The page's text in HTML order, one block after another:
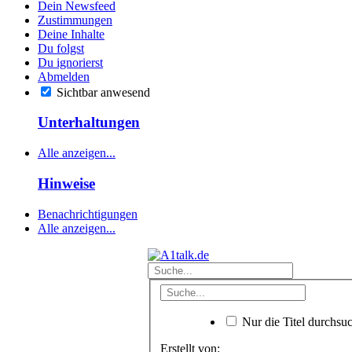
Dein Newsfeed
Zustimmungen
Deine Inhalte
Du folgst
Du ignorierst
Abmelden
Sichtbar anwesend
Unterhaltungen
Alle anzeigen...
Hinweise
Benachrichtigungen
Alle anzeigen...
Nur die Titel
Erstellt von: